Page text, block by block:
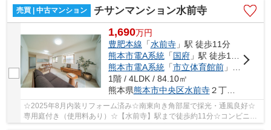
売買 | 中古マンション
チサンマンション水前寺
1,690万円
豊肥本線 「水前寺」駅 徒歩11分
熊本市電A系統「国府」駅 徒歩12分
熊本市電A系統「市立体育館前」駅 徒歩11分
1階 / 4LDK / 84.10㎡
熊本県熊本市中央区水前寺２丁目20-29
☆2025年8月内装リフォーム済み☆南東向き角部屋で採光・通風良好☆
専用庭付き（使用料あり）☆【水前寺】駅まで徒歩約11分☆コンビニ・